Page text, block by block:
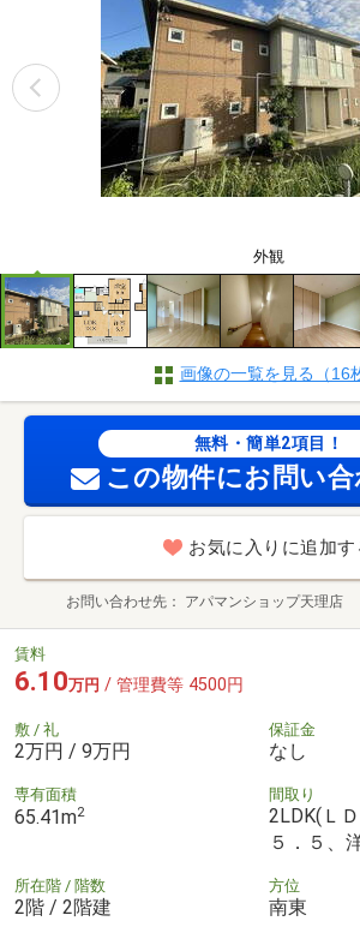
外観
画像の一覧を見る（16
無料・簡単2項目！
この物件にお問い
お気に入りに追加す
お問い合わせ先 アパマンショップ天理店
賃料
6.10万円 / 管理費等 4500円
敷 / 礼
2万円 / 9万円
保証金
なし
専有面積
65.41m2
間取り
2LDK(Ｌ
５．５、
所在階 / 階数
2階 / 2階建
方位
南東